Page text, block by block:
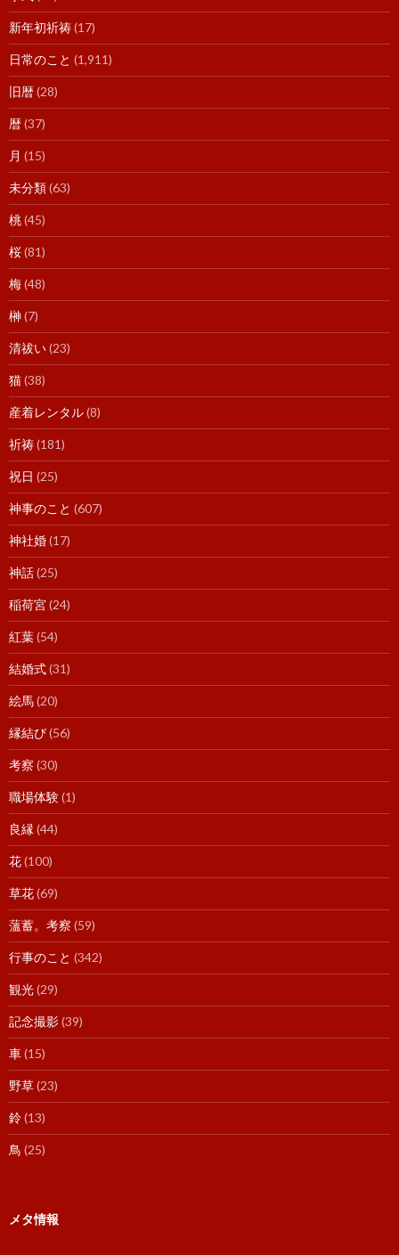
新年初祈祷(17)
日常のこと (1,911)
旧暦(28)
暦(37)
月 (15)
未分類(63)
桃(45)
桜(81)
梅(48)
榊(7)
清祓い(23)
猫(38)
産着レンタル(8)
祈祷(181)
祝日 (25)
神事のこと (607)
神社婚(17)
神話(25)
稲荷宮(24)
紅葉(54)
結婚式(31)
絵馬(20)
縁結び(56)
考察 (30)
職場体験(1)
良縁 (44)
花(100)
草花(69)
薀蓄。考察 (59)
行事のこと (342)
観光(29)
記念撮影(39)
車(15)
野草(23)
鈴(13)
鳥 (25)
メタ情報